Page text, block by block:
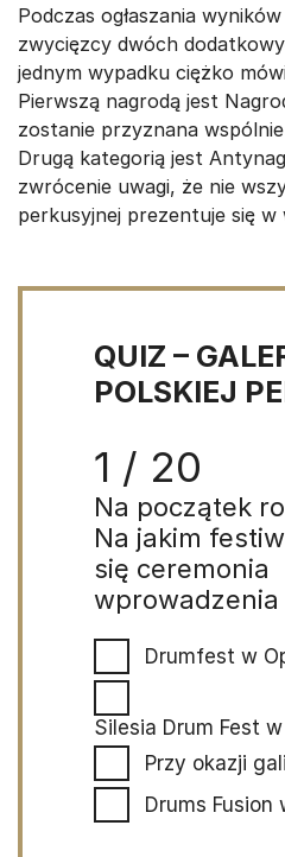
Podczas ogłaszania
zwycięzcy dwóch
jednym wypadku ciężko
Pierwszą nagrodą jest
zostanie przyznana
Drugą kategorią jest
zwrócenie uwagi, że nie
perkusyjnej prezentuje się w
QUIZ –
POLSKIEJ
1 / 20
Na początek
Na jakim
się ceremonia
wprowadzenia
Drumfest w
Silesia Drum Fest
Przy okazji
Drums Fusion